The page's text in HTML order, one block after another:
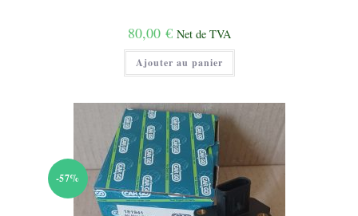
80,00 € Net de TVA
Ajouter au panier
-57%